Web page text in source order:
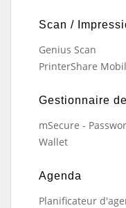
Scan /
Genius Scan
PrinterShare
Gestionnaire
mSecure -
Wallet
Agenda
Planificateur